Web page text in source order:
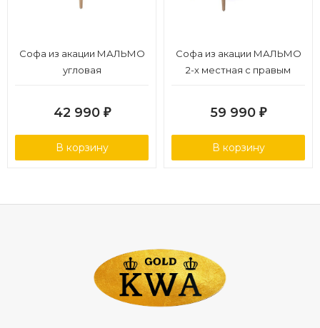
Софа из акации МАЛЬМО
угловая
42 990 ₽
В корзину
Софа из акации МАЛЬМО
2-х местная с правым
59 990 ₽
В корзину